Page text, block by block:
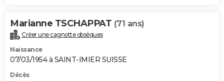
Marianne TSCHAPPAT (71 ans)
Créer une cagnotte obsèques
Naissance
07/03/1954 à SAINT-IMIER SUISSE
Décès